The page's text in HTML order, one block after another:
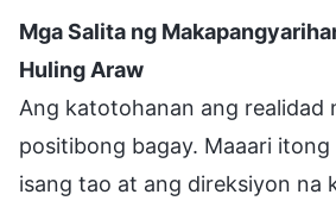
Mga Salita ng
Huling Araw
Ang katotohanan ang realidad
positibong bagay. Maaari
isang tao at ang direksiyon na